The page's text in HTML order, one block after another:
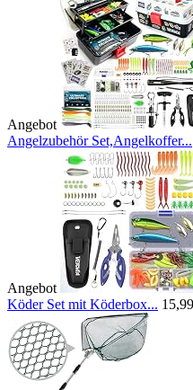
Angebot
Angelzubehör Set,Angelkoffer...
Angebot
Köder Set mit Köderbox...